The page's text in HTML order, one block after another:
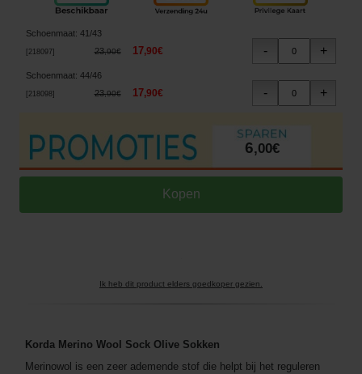
Schoenmaat: 41/43
218097] 23,90€ 17,90€
Schoenmaat: 44/46
218098 ] 23,90€ 17,90€
6,00€
Ik heb dit product elders goedkoper gezien.
Korda Merino Wool Sock Olive Sokken
Merinowol is een zeer ademende stof die helpt bij het reguleren